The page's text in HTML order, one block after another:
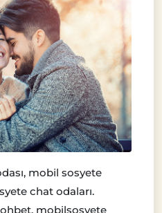
mobil sosyete
chat odaları.
mobilsosyete